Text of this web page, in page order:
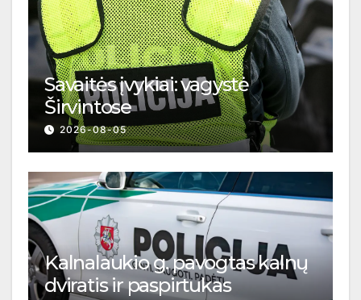
Savaitės įvykiai: vagystė
Širvintose
2026-08-05
Kalnalaukio g. pavogtas kalnų
dviratis ir paspirtukas